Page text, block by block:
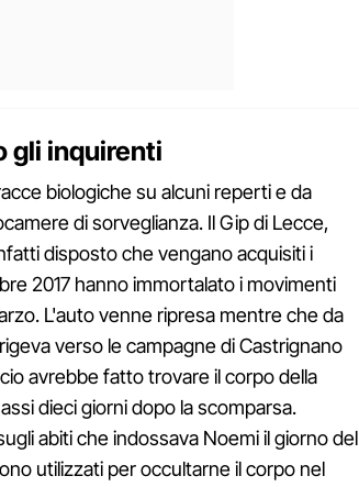
gli inquirenti
biologiche su alcuni reperti e da
di sorveglianza. Il Gip di Lecce,
disposto che vengano acquisiti i
2017 hanno immortalato i movimenti
L'auto venne ripresa mentre che da
verso le campagne di Castrignano
avrebbe fatto trovare il corpo della
dieci giorni dopo la scomparsa.
abiti che indossava Noemi il giorno del
utilizzati per occultarne il corpo nel